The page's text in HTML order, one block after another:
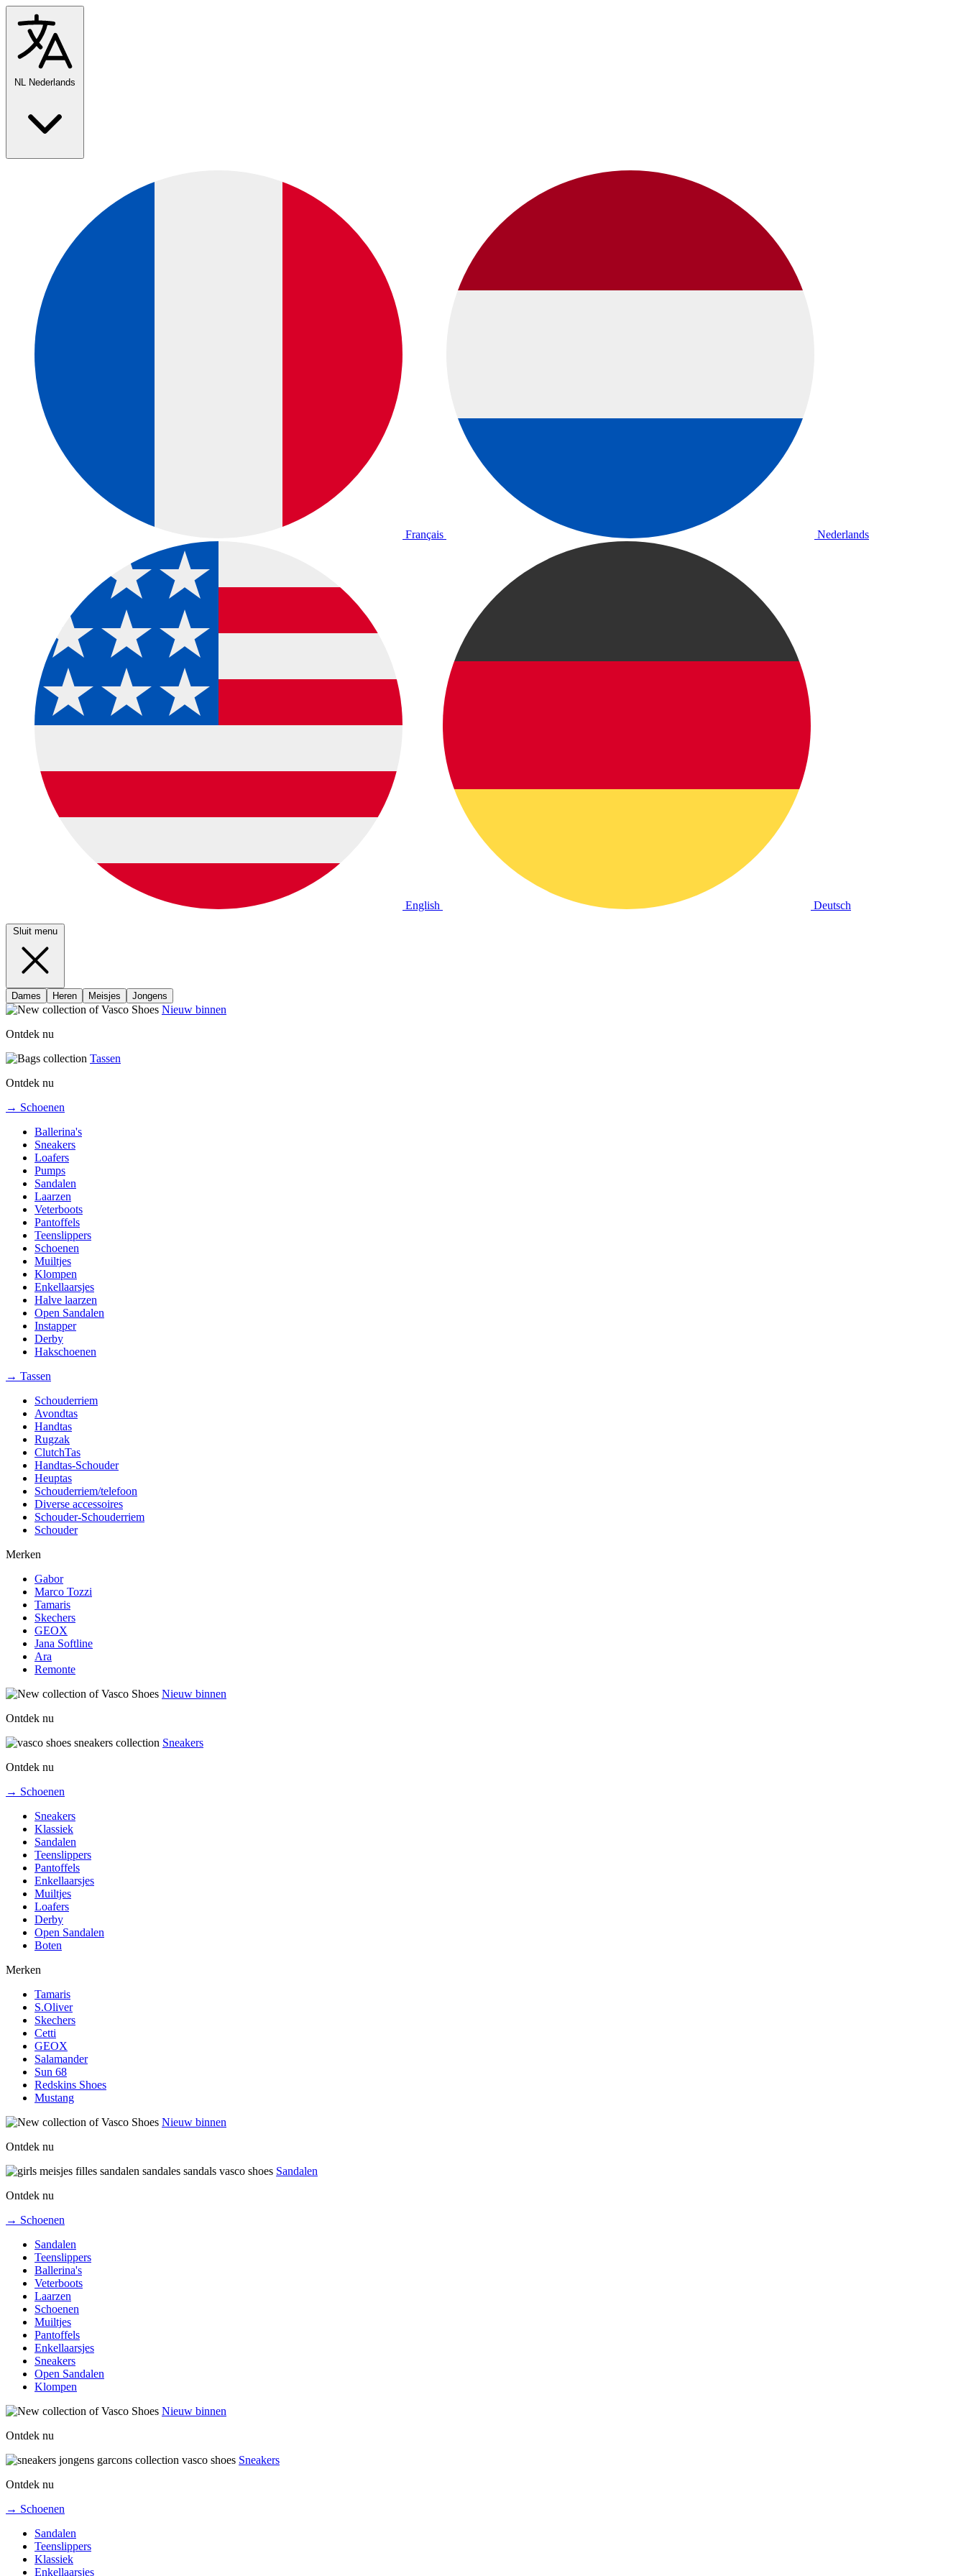
NL Nederlands
Français Nederlands
English Deutsch
Sluit menu
Dames Heren Meisjes Jongens
Nieuw binnen
Ontdek nu
Tassen
Ontdek nu
→ Schoenen
Ballerina's
Sneakers
Loafers
Pumps
Sandalen
Laarzen
Veterboots
Pantoffels
Teenslippers
Schoenen
Muiltjes
Klompen
Enkellaarsjes
Halve laarzen
Open Sandalen
Instapper
Derby
Hakschoenen
→ Tassen
Schouderriem
Avondtas
Handtas
Rugzak
ClutchTas
Handtas-Schouder
Heuptas
Schouderriem/telefoon
Diverse accessoires
Schouder-Schouderriem
Schouder
Merken
Gabor
Marco Tozzi
Tamaris
Skechers
GEOX
Jana Softline
Ara
Remonte
Nieuw binnen
Ontdek nu
Sneakers
Ontdek nu
→ Schoenen
Sneakers
Klassiek
Sandalen
Teenslippers
Pantoffels
Enkellaarsjes
Muiltjes
Loafers
Derby
Open Sandalen
Boten
Merken
Tamaris
S.Oliver
Skechers
Cetti
GEOX
Salamander
Sun 68
Redskins Shoes
Mustang
Nieuw binnen
Ontdek nu
Sandalen
Ontdek nu
→ Schoenen
Sandalen
Teenslippers
Ballerina's
Veterboots
Laarzen
Schoenen
Muiltjes
Pantoffels
Enkellaarsjes
Sneakers
Open Sandalen
Klompen
Nieuw binnen
Ontdek nu
Sneakers
Ontdek nu
→ Schoenen
Sandalen
Teenslippers
Klassiek
Enkellaarsjes